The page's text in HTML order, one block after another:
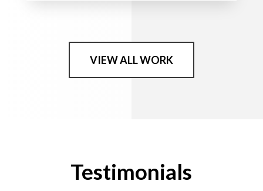
VIEW ALL WORK
Testimonials